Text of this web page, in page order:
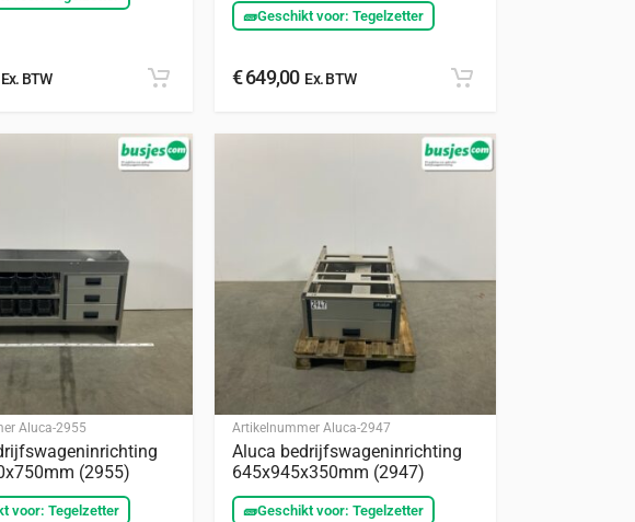
BTW
🧱Geschikt voor: Tegelzetter
€649,00Ex. BTW
Aluca-2955
(2955)
voor: Tegelzetter
Artikelnummer Aluca-2947
Aluca bedrijfswageninrichting
645x945x350mm (2947)
🧱Geschikt voor: Tegelzetter